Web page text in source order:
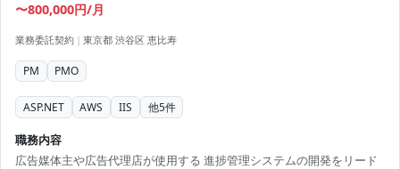
〜800,000円/月
業務委託契約 | 東京都 渋谷区 恵比寿
PM PMO
ASP.NET AWS IIS 他5件
職務内容
広告媒体主や広告代理店が使用する 進捗管理システムの開発をリード